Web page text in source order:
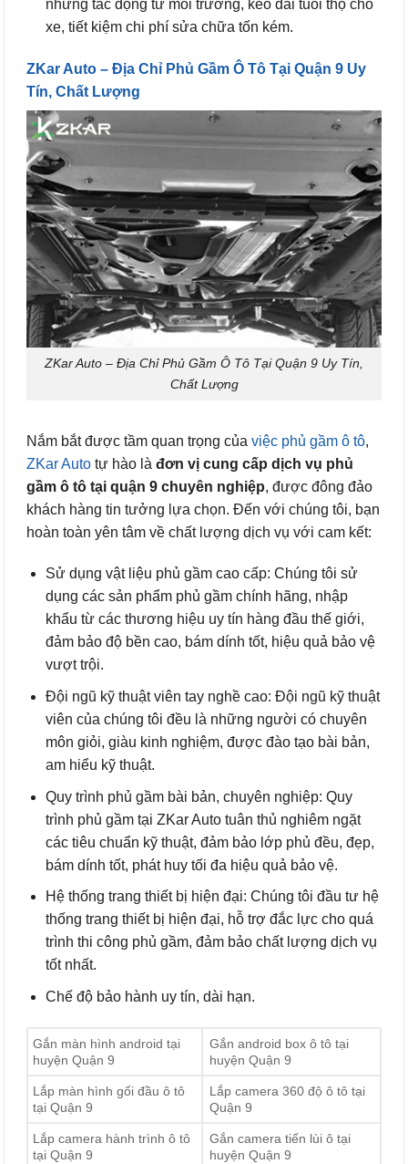
những tác động từ môi trường, kéo dài tuổi thọ cho
xe, tiết kiệm chi phí sửa chữa tốn kém.
ZKar Auto – Địa Chỉ Phủ Gầm Ô Tô Tại Quận 9 Uy
Tín, Chất Lượng
ZKar Auto – Địa Chỉ Phủ Gầm Ô Tô Tại Quận 9 Uy Tín,
Chất Lượng
Nắm bắt được tầm quan trọng của việc phủ gầm ô tô,
ZKar Auto tự hào là đơn vị cung cấp dịch vụ phủ
gầm ô tô tại quận 9 chuyên nghiệp, được đông đảo
khách hàng tin tưởng lựa chọn. Đến với chúng tôi, bạn
hoàn toàn yên tâm về chất lượng dịch vụ với cam kết:
Sử dụng vật liệu phủ gầm cao cấp: Chúng tôi sử
dụng các sản phẩm phủ gầm chính hãng, nhập
khẩu từ các thương hiệu uy tín hàng đầu thế giới,
đảm bảo độ bền cao, bám dính tốt, hiệu quả bảo vệ
vượt trội.
Đội ngũ kỹ thuật viên tay nghề cao: Đội ngũ kỹ thuật
viên của chúng tôi đều là những người có chuyên
môn giỏi, giàu kinh nghiệm, được đào tạo bài bản,
am hiểu kỹ thuật.
Quy trình phủ gầm bài bản, chuyên nghiệp: Quy
trình phủ gầm tại ZKar Auto tuân thủ nghiêm ngặt
các tiêu chuẩn kỹ thuật, đảm bảo lớp phủ đều, đẹp,
bám dính tốt, phát huy tối đa hiệu quả bảo vệ.
Hệ thống trang thiết bị hiện đại: Chúng tôi đầu tư hệ
thống trang thiết bị hiện đại, hỗ trợ đắc lực cho quá
trình thi công phủ gầm, đảm bảo chất lượng dịch vụ
tốt nhất.
Chế độ bảo hành uy tín, dài hạn.
Gắn màn hình android tại
huyện Quận 9
Gắn android box ô tô tại
huyện Quận 9
Lắp màn hình gối đầu ô tô
tại Quận 9
Lắp camera 360 độ ô tô tại
Quận 9
Lắp camera hành trình ô tô
tại Quận 9
Gắn camera tiến lùi ô tại
huyện Quận 9